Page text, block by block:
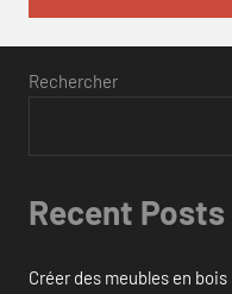
Rechercher
Recent Posts
Créer des meubles en